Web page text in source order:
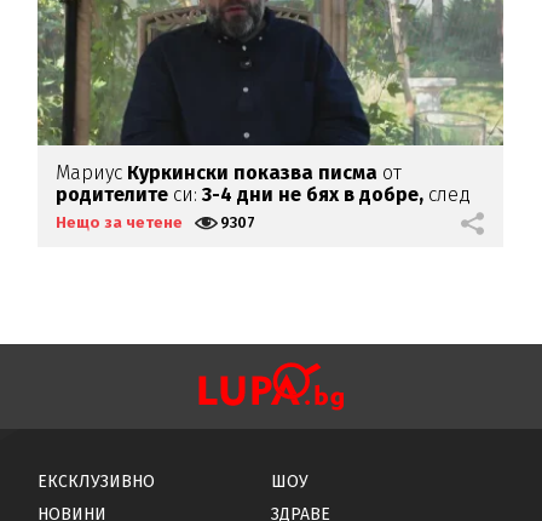
Мариус Куркински показва писма от
родителите си:3-4 дни не бях в добре, след
като ги прочетох
Нещо за четене 9307
ЕКСКЛУЗИВНО
НОВИНИ
ШОУ
ЗДРАВЕ